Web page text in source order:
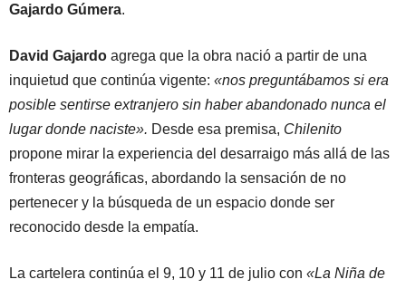
Gajardo Gúmera.
David Gajardo agrega que la obra nació a partir de una
inquietud que continúa vigente: «nos preguntábamos si era
posible sentirse extranjero sin haber abandonado nunca el
lugar donde naciste». Desde esa premisa, Chilenito
propone mirar la experiencia del desarraigo más allá de las
fronteras geográficas, abordando la sensación de no
pertenecer y la búsqueda de un espacio donde ser
reconocido desde la empatía.
La cartelera continúa el 9, 10 y 11 de julio con «La Niña de